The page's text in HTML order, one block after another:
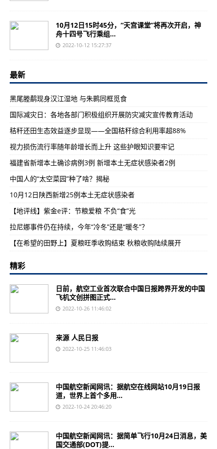
10月12日15时45分，“天宫课堂”将再次开启，神
舟十四号飞行乘组...
2022-10-12 15:27:37
最新
黑尾塍鹬现身汉江湿地 与朱鹮同框觅食
国际减灾日：各地各部门积极组织开展防灾减灾宣传教育活动
秸秆还田生态效益逐步显现——全国秸秆综合利用率超88%
视力损伤流行率随年龄增长而上升 这些护眼知识要牢记
福建省新增本土确诊病例3例 新增本土无症状感染者2例
中国人的“太空菜园”种了啥？揭秘
10月12日陕西新增25例本土无症状感染者
【地评线】紫金e评：节粮爱粮 不负“食”光
拉尼娜事件仍在持续，今年“冷冬”还是“暖冬”？
【在希望的田野上】夏粮旺季收购结束 秋粮收购陆续展开
精彩
日前，航空工业首次联合中国日报跨界开发的中国
飞机文创拼图正式...
2022-10-26 11:46:02
来源 人民日报
2022-10-25 11:46:03
中国航空新闻网讯：据航空在线网站10月19日报
道，世界上首个多用...
2022-10-24 20:46:20
中国航空新闻网讯：据简单飞行10月24日消息，美
国交通部(DOT)提...